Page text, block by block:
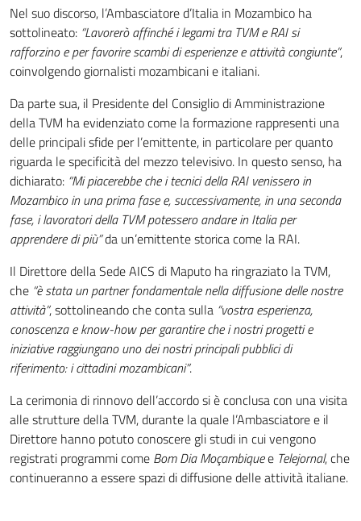
Nel suo discorso, l’Ambasciatore d’Italia in Mozambico ha
sottolineato: “Lavorerò affinché i legami tra TVM e RAI si
rafforzino e per favorire scambi di esperienze e attività congiunte”,
coinvolgendo giornalisti mozambicani e italiani.
Da parte sua, il Presidente del Consiglio di Amministrazione
della TVM ha evidenziato come la formazione rappresenti una
delle principali sfide per l’emittente, in particolare per quanto
riguarda le specificità del mezzo televisivo. In questo senso, ha
dichiarato: “Mi piacerebbe che i tecnici della RAI venissero in
Mozambico in una prima fase e, successivamente, in una seconda
fase, i lavoratori della TVM potessero andare in Italia per
apprendere di più”da un’emittente storica come la RAI.
Il Direttore della Sede AICS di Maputo ha ringraziato la TVM,
che “è stata un partner fondamentale nella diffusione delle nostre
attività”, sottolineando che conta sulla “vostra esperienza,
conoscenza e know-how per garantire che i nostri progetti e
iniziative raggiungano uno dei nostri principali pubblici di
riferimento: i cittadini mozambicani”.
La cerimonia di rinnovo dell’accordo si è conclusa con una visita
alle strutture della TVM, durante la quale l’Ambasciatore e il
Direttore hanno potuto conoscere gli studi in cui vengono
registrati programmi come Bom Dia Moçambiquee Telejornal, che
continueranno a essere spazi di diffusione delle attività italiane.